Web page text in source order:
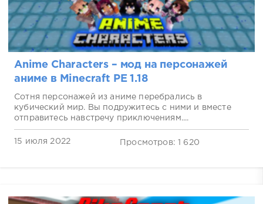
Anime Characters – мод на персонажей
аниме в Minecraft PE 1.18
Сотня персонажей из аниме перебрались в
кубический мир. Вы подружитесь с ними и вместе
отправитесь навстречу приключениям....
15 июля 2022 Просмотров: 1 620